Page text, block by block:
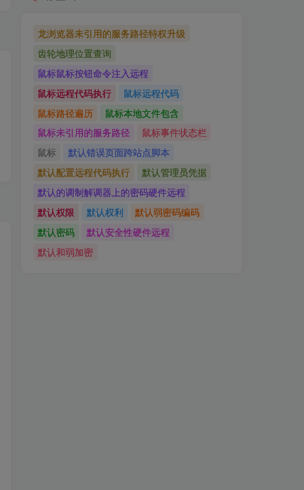
大华 evo-runs/v1.0/receive RCE
龙浏览器未引用的服务路径特权升级
齿轮地理位置查询
鼠标鼠标按钮命令注入远程
鼠标远程代码执行
鼠标远程代码
鼠标路径遍历
鼠标本地文件包含
鼠标未引用的服务路径
鼠标事件状态栏
鼠标
默认错误页面跨站点脚本
默认配置远程代码执行
默认管理员凭据
默认的调制解调器上的密码硬件远程
默认权限
默认权利
默认弱密码编码
默认密码
默认安全性硬件远程
默认和弱加密